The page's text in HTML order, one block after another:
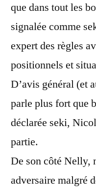
que dans tout les
signalée comme
expert des règles
positionnels et
D’avis général (et
parle plus fort que
déclarée seki,
partie.
De son côté Nelly,
adversaire malgré